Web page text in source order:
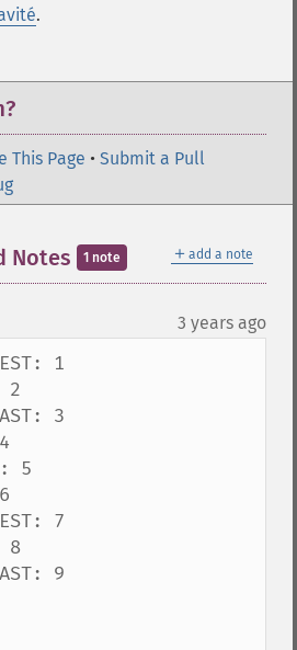
.
This Page • Submit a Pull
＋ add a note
Notes 1 note
3 years ago
1
2
3
5
7
8
9